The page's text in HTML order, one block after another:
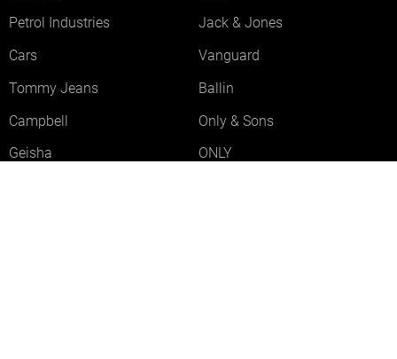
Petrol Industries
Jack & Jones
Cars
Vanguard
Tommy Jeans
Ballin
Campbell
Only & Sons
Geisha
ONLY